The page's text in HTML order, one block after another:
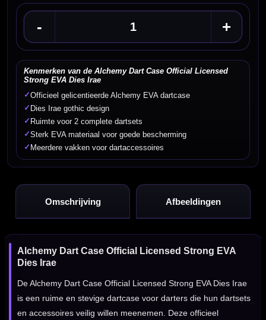
Kenmerken van de Alchemy Dart Case Official Licensed
Strong EVA Dies Irae
✓Officieel gelicentieerde Alchemy EVA dartcase
✓ Dies Irae gothic design
✓ Ruimte voor 2 complete dartsets
✓Sterk EVA materiaal voor goede bescherming
✓ Meerdere vakken voor dartaccessoires
- +
Omschrijving Afbeeldingen
Alchemy Dart Case Official Licensed Strong EVA
Dies Irae
De Alchemy Dart Case Official Licensed Strong EVA Dies Irae
is een ruime en stevige dartcase voor darters die hun dartsets
en accessoires veilig willen meenemen. Deze officieel